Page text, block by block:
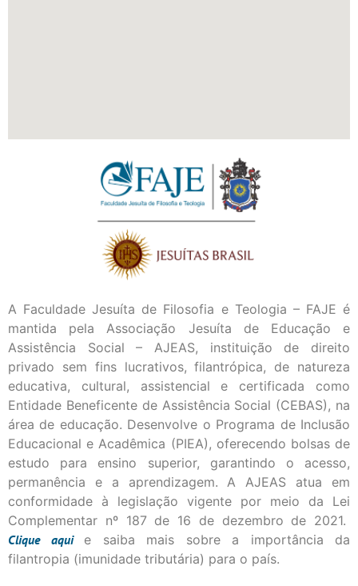
A Faculdade Jesuíta de Filosofia e Teologia – FAJE é
mantida pela Associação Jesuíta de Educação e
Assistência Social – AJEAS, instituição de direito
privado sem fins lucrativos, filantrópica, de natureza
educativa, cultural, assistencial e certificada como
Entidade Beneficente de Assistência Social (CEBAS), na
área de educação. Desenvolve o Programa de Inclusão
Educacional e Acadêmica (PIEA), oferecendo bolsas de
estudo para ensino superior, garantindo o acesso,
permanência e a aprendizagem. A AJEAS atua em
conformidade à legislação vigente por meio da Lei
Complementar nº 187 de 16 de dezembro de 2021.
Cliqueaqui
e saiba mais sobre a importância da
filantropia (imunidade tributária) para o país.